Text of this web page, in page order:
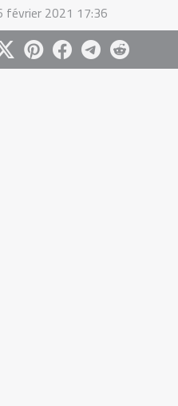
février 2021 17:36